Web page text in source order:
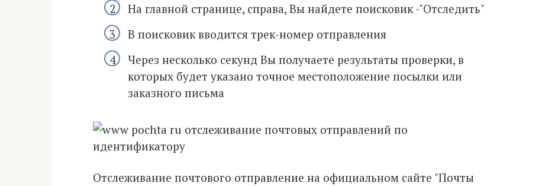
На главной странице, справа, Вы найдете поисковик -"Отследить"
В поисковик вводится трек-номер отправления
Через несколько секунд Вы получаете результаты проверки, в
которых будет указано точное местоположение посылки или
заказного письма
Отслеживание почтового отправление на официальном сайте "Почты